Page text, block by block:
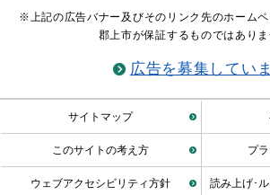
※上記の広告バナー及びそのリンク先のホーム
郡上市が保証するものではありま
広告を募集してい
サイトマップ
このサイトの考え方 プ
ウェブアクセシビリティ方針 読み上げ･